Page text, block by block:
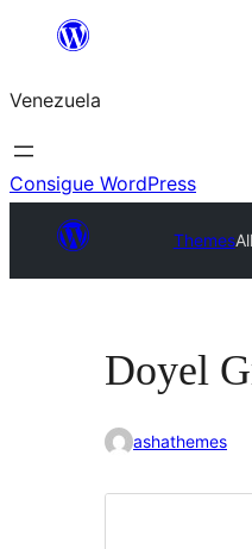
Saltar
contenido
Venezuela
Consigue WordPress
Themes
Doyel
ashathemes